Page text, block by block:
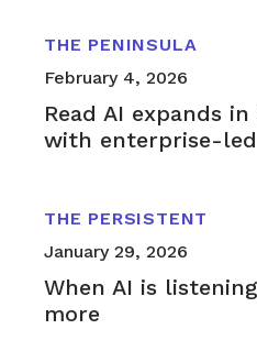
THE PENINSULA
February 4, 2026
Read AI expands
with enterprise-
THE PERSISTENT
January 29, 2026
When AI is
more